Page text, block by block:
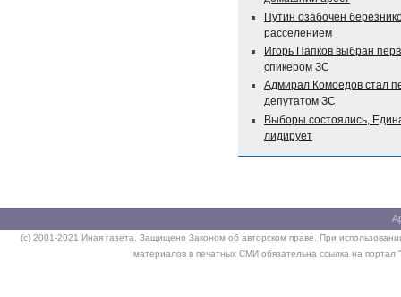
Путин озабочен
расселением
Игорь Папков выбран
спикером ЗС
Адмирал Комоедов стал
депутатом ЗС
Выборы состоялись,
лидирует
(c) 2001-2021 Иная газета. Защищено Законом об авторском праве. При
материалов в печатных СМИ обязательна ссылка на